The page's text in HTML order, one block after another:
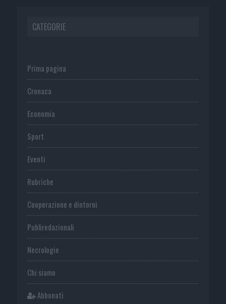
CATEGORIE
Prima pagina
Cronaca
Economia
Sport
Eventi
Rubriche
Cooperazione e dintorni
Publiredazionali
Necrologie
Chi siamo
Abbonati